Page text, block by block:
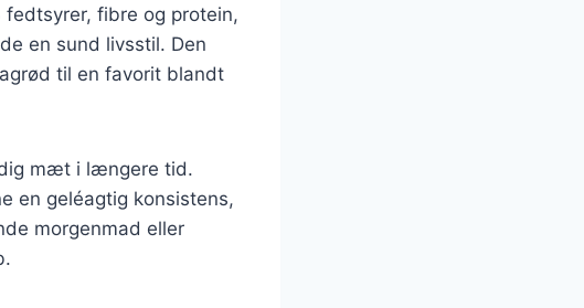
fibre og protein,
en sund livsstil. Den
til en favorit blandt
mæt i længere tid.
en geléagtig konsistens,
morgenmad eller